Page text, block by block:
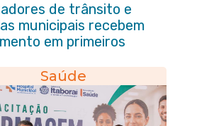
de trânsito e
municipais recebem
em primeiros
Saúde